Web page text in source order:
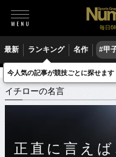
毎日6
最新 ランキング 名作 #甲
スポーツ名言集 イ イチロー
イチローの名言
正直に言え
今人気の記事が競技ごとに探せます